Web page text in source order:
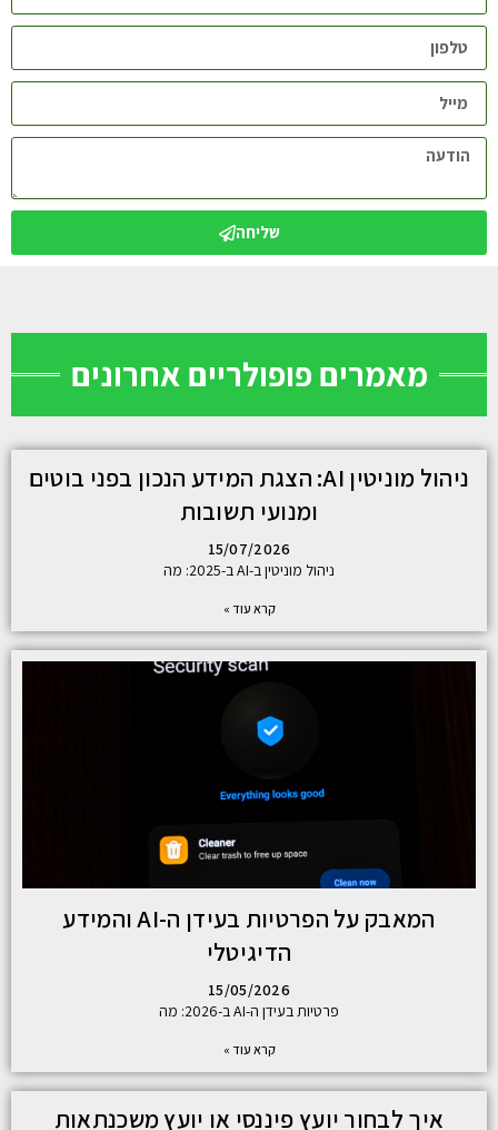
שליחה
מאמרים פופולריים אחרונים
ניהול מוניטין AI: הצגת המידע הנכון בפני בוטים
ומנועי תשובות
15/07/2026
ניהול מוניטין ב-AI ב-2025: מה
קרא עוד »
המאבק על הפרטיות בעידן ה-AI והמידע
הדיגיטלי
15/05/2026
פרטיות בעידן ה-AI ב-2026: מה
קרא עוד »
איך לבחור יועץ פיננסי או יועץ משכנתאות